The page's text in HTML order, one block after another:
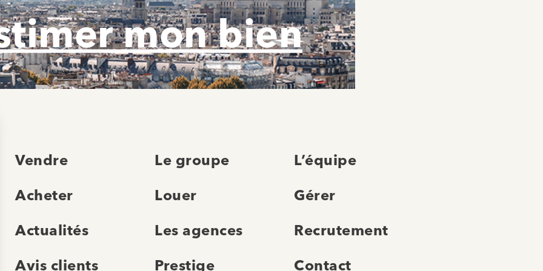
mon bien
Vendre Le groupe L’équipe
Acheter Louer Gérer
Actualités Les agences Recrutement
Avis clients Prestige Contact